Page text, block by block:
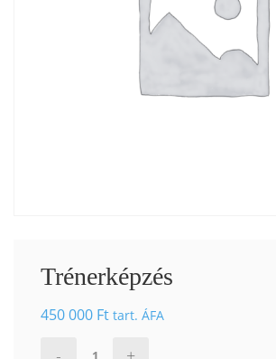
Trénerképzés
450 000 Ft tart. ÁFA
Trénerképzés